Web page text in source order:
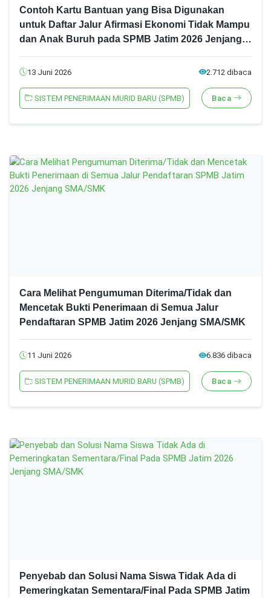
Contoh Kartu Bantuan yang Bisa Digunakan
untuk Daftar Jalur Afirmasi Ekonomi Tidak Mampu
dan Anak Buruh pada SPMB Jatim 2026 Jenjang
13 Juni 2026 2.712 dibaca
SISTEM PENERIMAAN MURID BARU (SPMB) Baca
Cara Melihat Pengumuman Diterima/Tidak dan
Mencetak Bukti Penerimaan di Semua Jalur
Pendaftaran SPMB Jatim 2026 Jenjang SMA/SMK
11 Juni 2026 6.836 dibaca
SISTEM PENERIMAAN MURID BARU (SPMB) Baca
Penyebab dan Solusi Nama Siswa Tidak Ada di
Pemeringkatan Sementara/Final Pada SPMB Jatim